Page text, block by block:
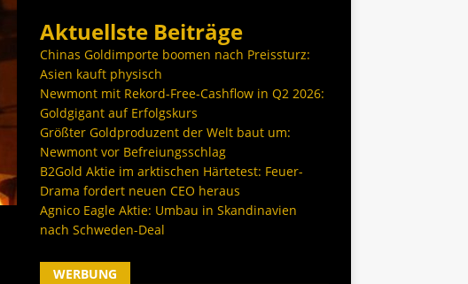
Aktuellste Beiträge
Chinas Goldimporte boomen nach Preissturz:
Asien kauft physisch
Newmont mit Rekord-Free-Cashflow in Q2 2026:
Goldgigant auf Erfolgskurs
Größter Goldproduzent der Welt baut um:
Newmont vor Befreiungsschlag
B2Gold Aktie im arktischen Härtetest: Feuer-
Drama fordert neuen CEO heraus
Agnico Eagle Aktie: Umbau in Skandinavien
nach Schweden-Deal
WERBUNG